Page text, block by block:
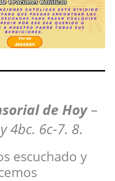
de Hoy –
4bc. 6c-7. 8.
escuchado y